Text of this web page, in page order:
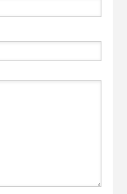
、サッカーの新し